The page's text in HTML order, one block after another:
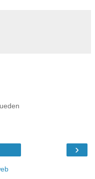
›